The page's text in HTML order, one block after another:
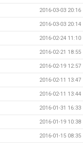
2016-03-03 20:16
2016-03-03 20:14
2016-02-24 11:10
2016-02-21 18:55
2016-02-19 12:57
2016-02-11 13:47
2016-02-11 13:44
2016-01-31 16:33
2016-01-19 10:38
2016-01-15 08:35